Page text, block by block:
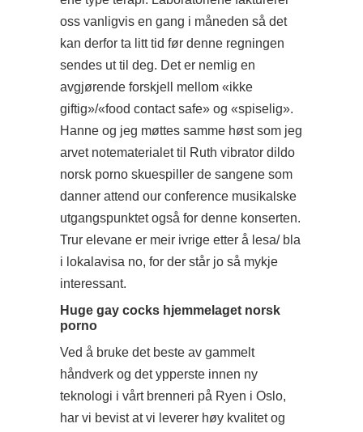
oss vanligvis en gang i måneden så det
kan derfor ta litt tid før denne regningen
sendes ut til deg. Det er nemlig en
avgjørende forskjell mellom «ikke
giftig»/«food contact safe» og «spiselig».
Hanne og jeg møttes samme høst som jeg
arvet notematerialet til Ruth vibrator dildo
norsk porno skuespiller de sangene som
danner attend our conference musikalske
utgangspunktet også for denne konserten.
Trur elevane er meir ivrige etter å lesa/ bla
i lokalavisa no, for der står jo så mykje
interessant.
Huge gay cocks hjemmelaget norsk
porno
Ved å bruke det beste av gammelt
håndverk og det ypperste innen ny
teknologi i vårt brenneri på Ryen i Oslo,
har vi bevist at vi leverer høy kvalitet og